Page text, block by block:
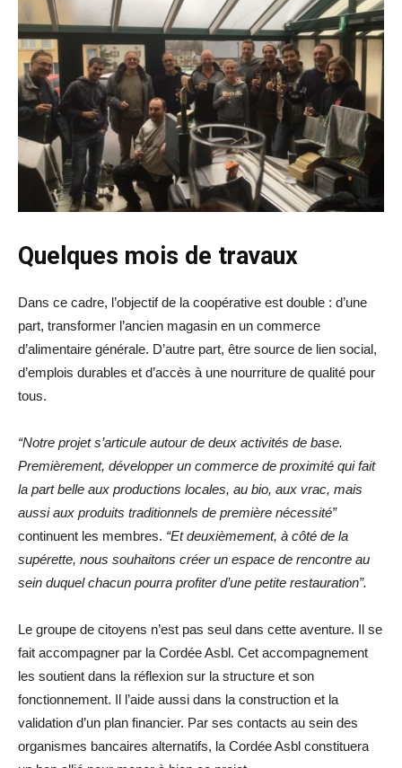
Quelques mois de travaux
Dans ce cadre, l’objectif de la coopérative est double : d’une
part, transformer l’ancien magasin en un commerce
d’alimentaire générale. D’autre part, être source de lien social,
d’emplois durables et d’accès à une nourriture de qualité pour
tous.
“Notre projets’articule autour de deux activités de base.
Premièrement, développer un commerce de proximité qui fait
la part belle aux productions locales, au bio, aux vrac, mais
aussi aux produits traditionnels de première nécessité”
continuent les membres. “Et deuxièmement, à côté de la
supérette, nous souhaitons créer un espace de rencontre au
sein duquel chacun pourra profiter d’une petite restauration”.
Le groupe de citoyens n’est pas seul dans cette aventure. Il se
fait accompagner par la Cordée Asbl. Cet accompagnement
les soutient dans la réflexion sur la structure et son
fonctionnement. Il l’aide aussi dans la construction et la
validation d’un plan financier. Par ses contacts au sein des
organismes bancaires alternatifs, la Cordée Asbl constituera